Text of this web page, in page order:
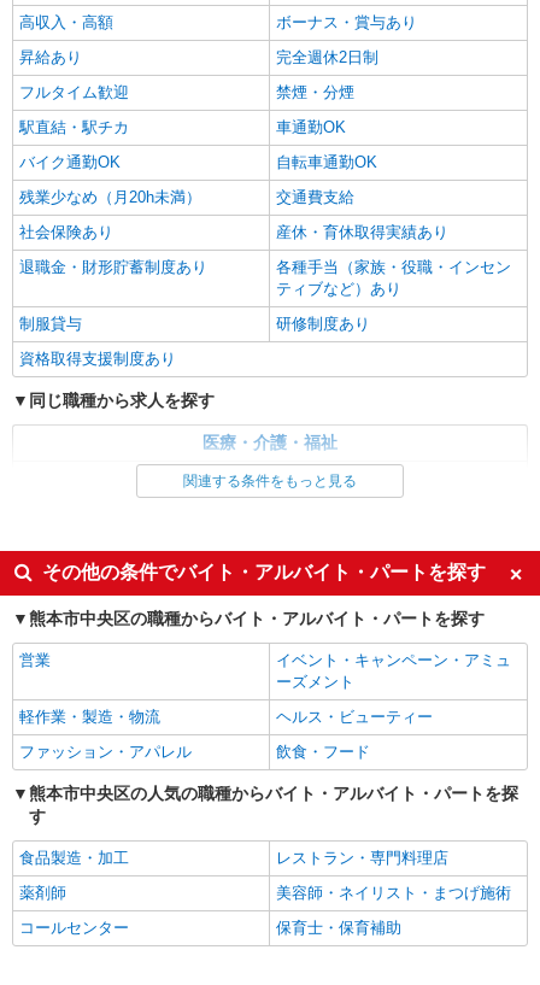
ス【看護助手】
看護助手（ナースエイド）
時給1,300円 ★週払いOK（規定あり） ※給与
幅は経験・能力による
熊本県熊本市中央区 【最寄駅】熊本市電「味
噌天神前」駅 ★マイカー・バイク通勤もOK！
キープ 詳細を見る
高収入・高額
ボーナス・賞与あり
昇給あり
完全週休2日制
フルタイム歓迎
禁煙・分煙
駅直結・駅チカ
車通勤OK
バイク通勤OK
自転車通勤OK
残業少なめ（月20h未満）
交通費支給
社会保険あり
産休・育休取得実績あり
退職金・財形貯蓄制度あり
各種手当（家族・役職・インセン
ティブなど）あり
制服貸与
研修制度あり
資格取得支援制度あり
同じ職種から求人を探す
医療・介護・福祉
未経験歓迎
ミドル（40代～）活躍中
ボーナス・賞与あり
車通勤OK
交通費支給
社会保険あり
産休・育休取得実績あり
関連する条件をもっと見る
その他の条件でバイト・アルバイト・パートを探す
熊本市中央区の職種からバイト・アルバイト・パートを探す
営業
イベント・キャンペーン・アミュ
ーズメント
軽作業・製造・物流
ヘルス・ビューティー
ファッション・アパレル
飲食・フード
熊本市中央区の人気の職種からバイト・アルバイト・パートを探
す
食品製造・加工
レストラン・専門料理店
薬剤師
美容師・ネイリスト・まつげ施術
コールセンター
保育士・保育補助